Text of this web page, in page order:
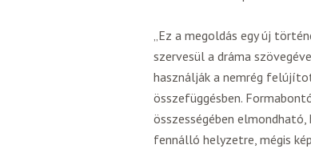
„Ez a megoldás egy új
szervesül a dráma
használják a nemrég
összefüggésben.
összességében
fennálló helyzetre, mégis